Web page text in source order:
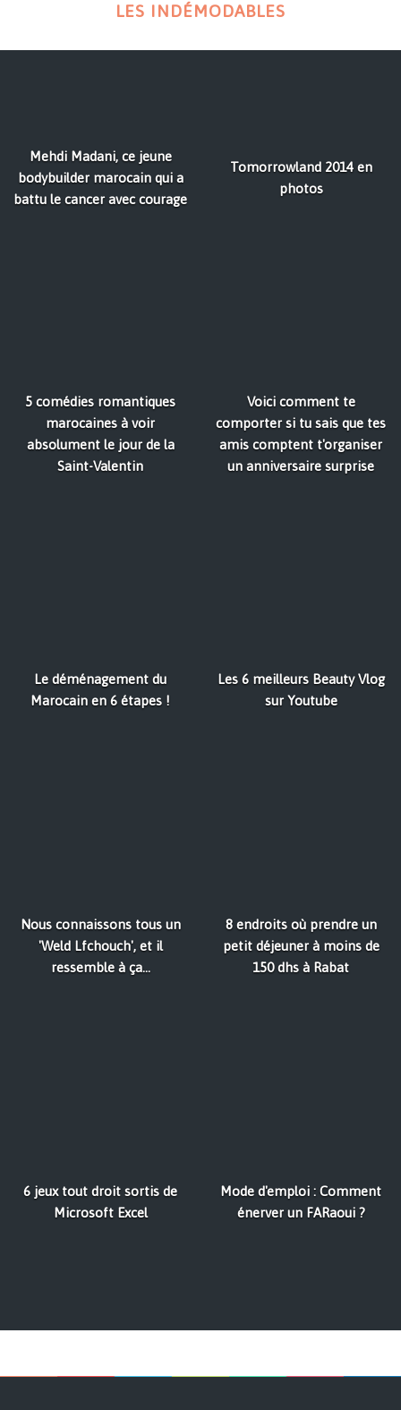
LES INDÉMODABLES
Mehdi Madani, ce jeune
bodybuilder marocain qui a
battu le cancer avec courage
Tomorrowland 2014 en
photos
5 comédies romantiques
marocaines à voir
absolument le jour de la
Saint-Valentin
Voici comment te
comporter si tu sais que tes
amis comptent t'organiser
un anniversaire surprise
Le déménagement du
Marocain en 6 étapes !
Les 6 meilleurs Beauty Vlog
sur Youtube
Nous connaissons tous un
'Weld Lfchouch', et il
ressemble à ça...
8 endroits où prendre un
petit déjeuner à moins de
150 dhs à Rabat
6 jeux tout droit sortis de
Microsoft Excel
Mode d'emploi : Comment
énerver un FARaoui ?